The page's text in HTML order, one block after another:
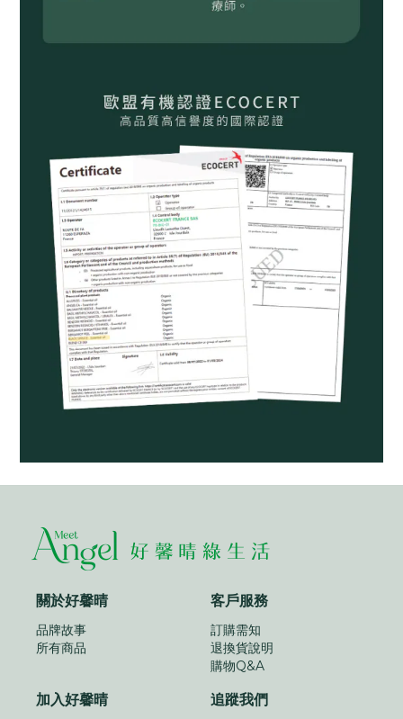
關於好馨晴
品牌故事
所有商品
客戶服務
訂購需知
退換貨說明
購物Q&A
加入好馨晴 追蹤我們